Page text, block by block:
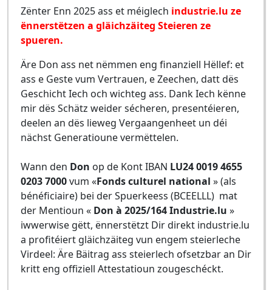
Zënter Enn 2025 ass et méiglech industrie.lu ze
ënnerstëtzen a gläichzäiteg Steieren ze
spueren.
Äre Don ass net nëmmen eng finanziell Hëllef: et
ass e Geste vum Vertrauen, e Zeechen, datt dës
Geschicht Iech och wichteg ass. Dank Iech kënne
mir dës Schätz weider sécheren, presentéieren,
deelen an dës lieweg Vergaangenheet un déi
nächst Generatioune vermëttelen.
Wann den Don op de Kont IBAN LU24 0019 4655
0203 7000vum «Fonds culturel national » (als
bénéficiaire) bei der Spuerkeess (BCEELLL) mat
der Mentioun « Don à 2025/164 Industrie.lu »
iwwerwise gëtt, ënnerstëtzt Dir direkt industrie.lu
a profitéiert gläichzäiteg vun engem steierleche
Virdeel: Äre Bäitrag ass steierlech ofsetzbar an Dir
kritt eng offiziell Attestatioun zougeschéckt.